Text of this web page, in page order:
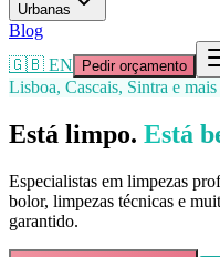
Urbanas
Blog
🇬🇧 EN
Pedir orçamento
Lisboa, Cascais, Sintra e
Está limpo. Está
Especialistas em limpezas
bolor, limpezas técnicas e
garantido.